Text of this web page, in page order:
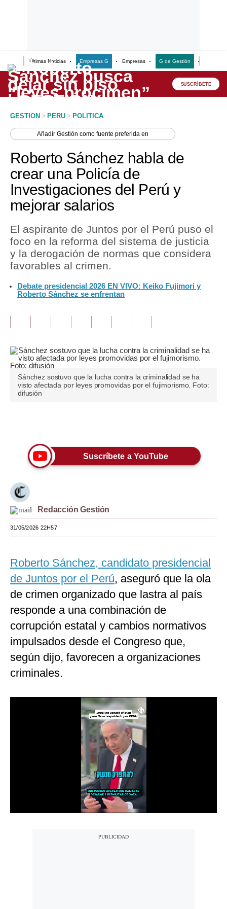
Últimas Noticias Empresas G Empresas G de Gestión
Lo último
Peru Quiosco
Economía
Mercados
Perú
Política
Tu Dinero
Finanzas Personales
Inmobiliarias
Opinión
Editorial
Pregunta de hoy
Blogs
Viajes
Moda
Estilos
Mundo
EEUU
España
Internacional
Tecnología
Club del Suscriptor
G de Gestión
SUSCRÍBETE
GESTION > PERU > POLITICA
AñadirGestión como fuente preferida en
Roberto Sánchez habla de
crear una Policía de
Investigaciones del Perú y
mejorar salarios
El aspirante de Juntos por el Perú puso el
foco en la reforma del sistema de justicia
y la derogación de normas que considera
favorables al crimen.
Debate presidencial 2026 EN VIVO: Keiko Fujimori y
Roberto Sánchez se enfrentan
Sánchez sostuvo que la lucha contra la criminalidad se ha
visto afectada por leyes promovidas por el fujimorismo. Foto:
difusión
Suscríbete a YouTube
Redacción Gestión
31/05/2026 22H57
Roberto Sánchez, candidato presidencial
de Juntos por el Perú, aseguró que la ola
de crimen organizado que lastra al país
responde a una combinación de
corrupción estatal y cambios normativos
impulsados desde el Congreso que,
según dijo, favorecen a organizaciones
criminales.